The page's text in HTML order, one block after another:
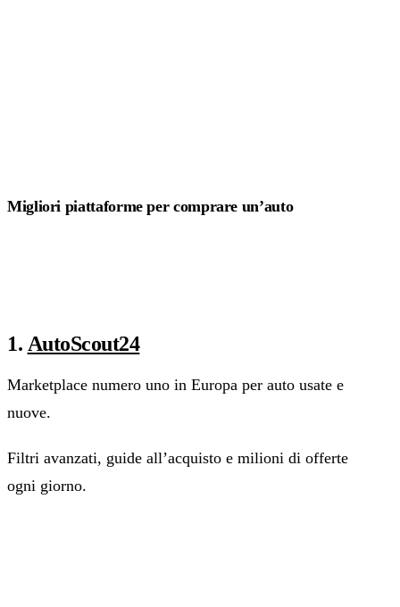
Migliori piattaforme per comprare un’auto
1. AutoScout24
Marketplace numero uno in Europa per auto usate e
nuove.
Filtri avanzati, guide all’acquisto e milioni di offerte
ogni giorno.